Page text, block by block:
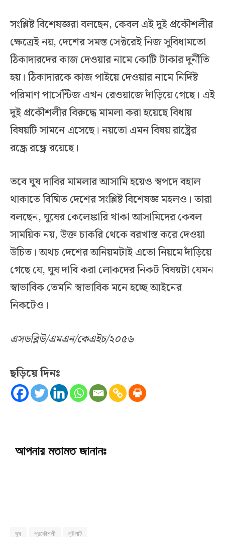
সংশ্লিষ্ট বিশেষজ্ঞরা বলছেন, কেবল এই দুই প্রকৌশলীর
ক্ষেত্রেই নয়, দেশের সমস্ত সেক্টরেই নিজ সুবিধামতো
ঠিকাদারদের কাজ দেওয়ার নামে কোটি টাকার দুর্নীতি
হয়। ঠিকাদারকে কাজ পাইয়ে দেওয়ার নামে নির্দিষ্ট
পরিমাণ পার্সেন্টিজ এখন রেওয়াজে দাঁড়িয়ে গেছে। এই
দুই প্রকৌশলীর বিরুদ্ধে মামলা করা হয়েছে বিধায়
বিষয়টি সামনে এসেছে। নয়তো এমন বিষয় রাষ্ট্রের
রন্ধ্রে রন্ধ্রে রয়েছে।
তবে ঘুষ দাবির মামলার আসামি হয়েও স্বপদে বহাল
থাকাতে বিষ্মিত দেশের সংশ্লিষ্ট বিশেষজ্ঞ মহলও। তারা
বলছেন, ঘুষের কেলেঙ্কারি থাকা আসামিদের কেবল
সাময়িক নয়, উক্ত চাকরি থেকে বরখাস্ত করে দেওয়া
উচিত। অথচ দেশের অনিয়মটাই এতো নিয়মে দাঁড়িয়ে
গেছে যে, ঘুষ দাবি করা লোকদের নিকট বিষয়টা যেমন
স্বাভাবিক তেমনি স্বাভাবিক মনে হচ্ছে আইনের
নিকটেও।
এসডব্লিউ/এমএন/কেএইচ/২০৫৬
ছড়িয়ে দিনঃ
আপনার মতামত জানানঃ
ঘুষ প্রকৌশলী লুটপাট